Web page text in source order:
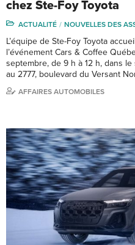
chez Ste-Foy Toyota
ACTUALITÉ NOUVELLES DES
L’équipe de Ste-Foy Toyota
l’événement Cars & Coffee
septembre, de 9 h à 12 h, dans
au 2777, boulevard du Versant
AFFAIRES AUTOMOBILES